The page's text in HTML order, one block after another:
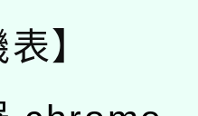
】